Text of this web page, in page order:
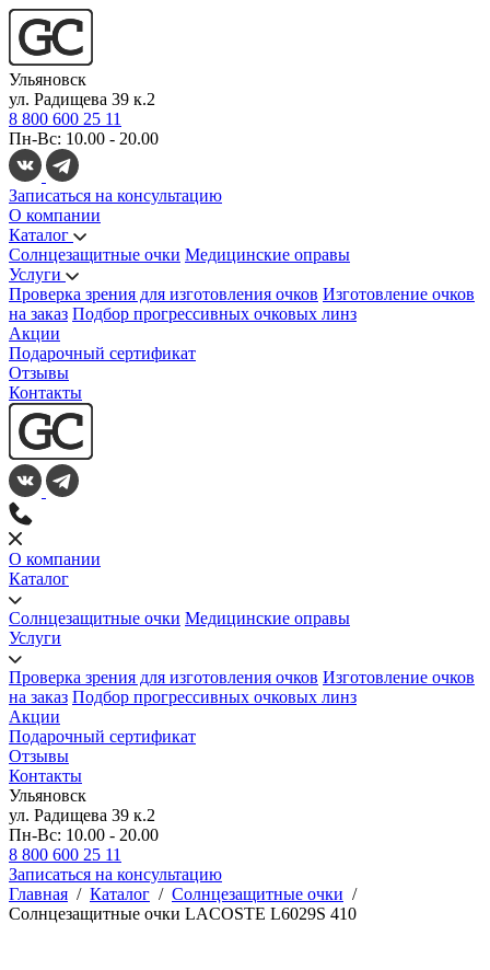
Ульяновск
ул. Радищева 39 к.2
8 800 600 25 11
Пн-Вс: 10.00 - 20.00
Записаться на консультацию
О компании
Каталог
Солнцезащитные очки Медицинские оправы
Услуги
Проверка зрения для изготовления очков Изготовление очков
на заказ Подбор прогрессивных очковых линз
Акции
Подарочный сертификат
Отзывы
Контакты
О компании
Каталог
Солнцезащитные очки Медицинские оправы
Услуги
Проверка зрения для изготовления очков Изготовление очков
на заказ Подбор прогрессивных очковых линз
Акции
Подарочный сертификат
Отзывы
Контакты
Ульяновск
ул. Радищева 39 к.2
Пн-Вс: 10.00 - 20.00
8 800 600 25 11
Записаться на консультацию
Главная / Каталог / Солнцезащитные очки /
Солнцезащитные очки LACOSTE L6029S 410